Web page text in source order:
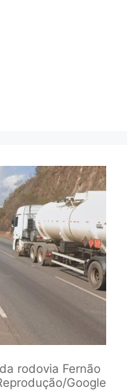
rodovia Fernão
Google